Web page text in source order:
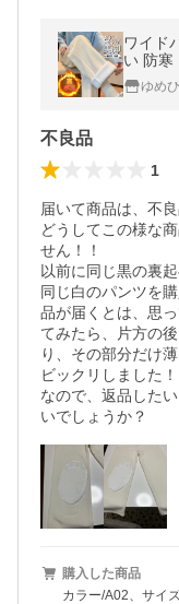
ワイド
い 防寒
ジョガ
ェアゆめ
不良品
1
届いて商品は、不良
どうしてこの様な
せん！！
以前に同じ黒の裏
同じ白のパンツを
品が届くとは、思
てみたら、片方の
り、その部分だけ
ビックリしました！
なので、返品した
いでしょうか？
購入した商品
カラー/A02、サイ